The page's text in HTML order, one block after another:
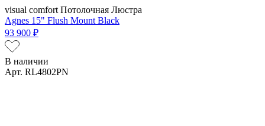
visual comfort Потолочная Люстра
Agnes 15" Flush Mount Black
93 900 ₽
В наличии
Арт. RL4802PN